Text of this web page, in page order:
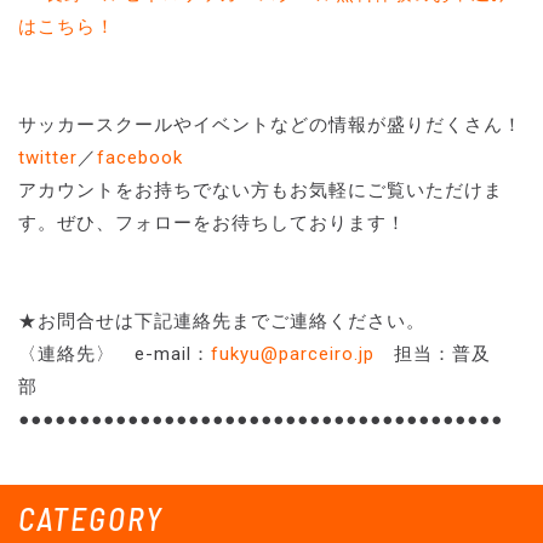
CATEGORY
はこちら！
サッカースクールやイベントなどの情報が盛りだくさん！
twitter／facebook
アカウントをお持ちでない方もお気軽にご覧いただけま
す。ぜひ、フォローをお待ちしております！
★お問合せは下記連絡先までご連絡ください。
〈連絡先〉 e-mail： fukyu@parceiro.jp
担当：普及
部
●●●●●●●●●●●●●●●●●●●●●●●●●●●●●●●●●●●●●●●●